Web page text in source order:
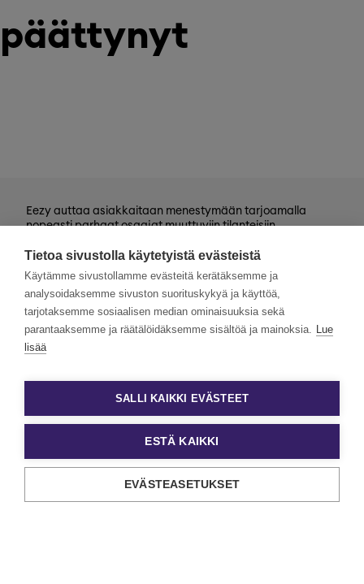
päättynyt
Eezy auttaa asiakkaitaan menestymään tarjoamalla
nopeasti parhaat osaajat muuttuviin tilanteisiin
kevytyrittäjyys ja muut työelämän
asiantuntijapalvelumme tarjoavat monipuolisimmat keinot
työn ja tekijöiden kohtaamiseen.
Haluamme rakentaa monimuotoista ja yhdenvertaista
Eezyä. Toivomme hakemuksia kaikenlaisista taustoista
tulevilta päteviltä hakijoilta. Noudatamme aina tasa-
arvoista ja läpinäkyvää rekrytointiprosessia. Uskomme
Tietoa sivustolla käytetyistä evästeistä
Käytämme sivustollamme evästeitä kerätäksemme ja
analysoidaksemme sivuston suorituskykyä ja käyttöä,
tarjotaksemme sosiaalisen median ominaisuuksia sekä
parantaaksemme ja räätälöidäksemme sisältöä ja mainoksia. Lue
lisää
SALLI KAIKKI EVÄSTEET
ESTÄ KAIKKI
EVÄSTEASETUKSET